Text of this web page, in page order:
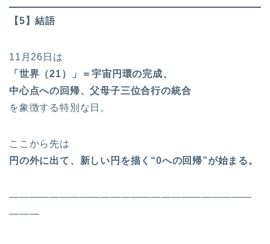
【5】結語
11月26日は
「世界（21）」＝宇宙円環の完成、
中心点への回帰、父母子三位合行の統合
を象徴する特別な日。
ここから先は
円の外に出て、新しい円を描く“0への回帰”が始まる。
————————————————————————
———